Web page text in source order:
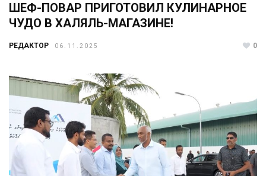
ШЕФ-ПОВАР ПРИГОТОВИЛ КУЛИНАРНОЕ
ЧУДО В ХАЛЯЛЬ-МАГАЗИНЕ!
РЕДАКТОР 06.11.2025 0